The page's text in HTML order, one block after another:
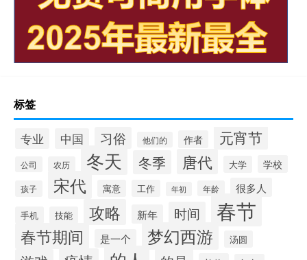
标签
专业 中国 习俗 他们的 作者 元宵节
公司 农历 冬天 冬季 唐代 大学 学校
孩子 宋代 寓意 工作 年初 年龄 很多人
手机 技能 攻略 新年 时间 春节
春节期间 是一个 梦幻西游 汤圆